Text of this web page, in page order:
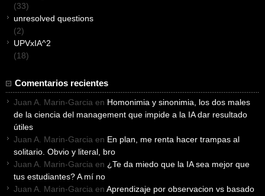
(33)
unresolved questions
(2)
UPVxIA^2
(18)
Comentarios recientes
Juan A. Marin-Garcia en Homonimia y sinonimia, los dos males
de la ciencia del management que impide a la IA dar resultado
útiles
Juan A. Marin-Garcia en En plan, me renta hacer trampas al
solitario. Obvio y literal, bro
Juan A. Marin-Garcia en ¿Te da miedo que la IA sea mejor que
tus estudiantes? A mí no
Juan A. Marin-Garcia en Aprendizaje por observacion vs basado